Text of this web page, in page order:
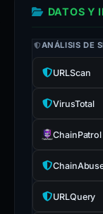
DATOS Y
ANÁLISIS DE
URLScan
VirusTotal
ChainPatrol
URLQuery